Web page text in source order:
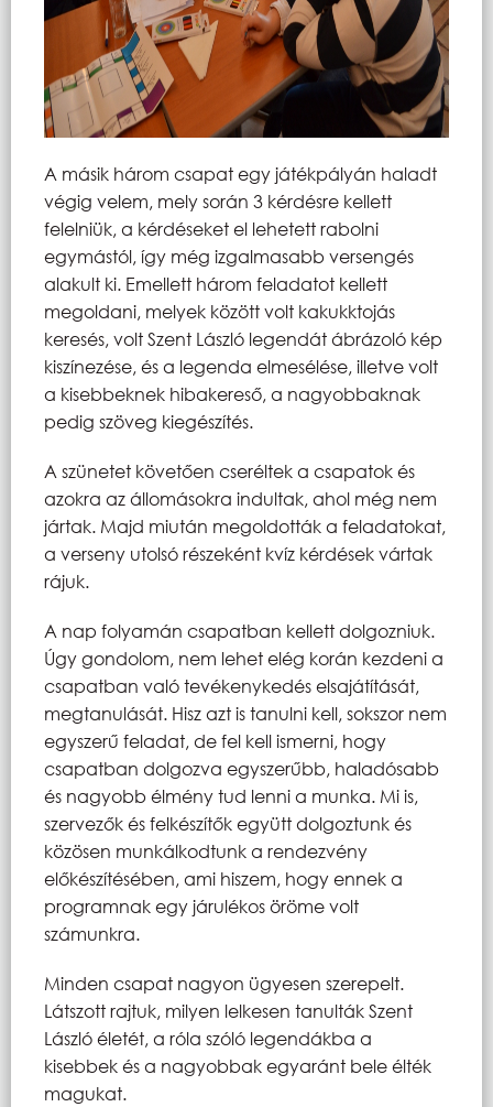
A másik három csapat egy játékpályán haladt
végig velem, mely során 3 kérdésre kellett
felelniük, a kérdéseket el lehetett rabolni
egymástól, így még izgalmasabb versengés
alakult ki. Emellett három feladatot kellett
megoldani, melyek között volt kakukktojás
keresés, volt Szent László legendát ábrázoló kép
kiszínezése, és a legenda elmesélése, illetve volt
a kisebbeknek hibakereső, a nagyobbaknak
pedig szöveg kiegészítés.
A szünetet követően cseréltek a csapatok és
azokra az állomásokra indultak, ahol még nem
jártak. Majd miután megoldották a feladatokat,
a verseny utolsó részeként kvíz kérdések vártak
rájuk.
A nap folyamán csapatban kellett dolgozniuk.
Úgy gondolom, nem lehet elég korán kezdeni a
csapatban való tevékenykedés elsajátítását,
megtanulását. Hisz azt is tanulni kell, sokszor nem
egyszerű feladat, de fel kell ismerni, hogy
csapatban dolgozva egyszerűbb, haladósabb
és nagyobb élmény tud lenni a munka. Mi is,
szervezők és felkészítők együtt dolgoztunk és
közösen munkálkodtunk a rendezvény
előkészítésében, ami hiszem, hogy ennek a
programnak egy járulékos öröme volt
számunkra.
Minden csapat nagyon ügyesen szerepelt.
Látszott rajtuk, milyen lelkesen tanulták Szent
László életét, a róla szóló legendákba a
kisebbek és a nagyobbak egyaránt bele élték
magukat.